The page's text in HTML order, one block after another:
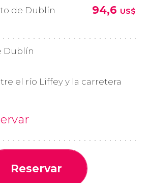
de Dublín
94,6 US$
Dublín
el río Liffey y la carretera
Reservar